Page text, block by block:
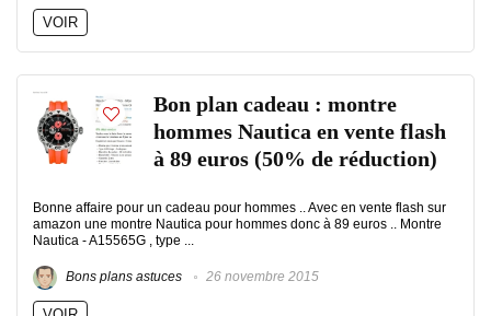
VOIR
Bon plan cadeau : montre
hommes Nautica en vente flash
à 89 euros (50% de réduction)
Bonne affaire pour un cadeau pour hommes .. Avec en vente flash sur
amazon une montre Nautica pour hommes donc à 89 euros .. Montre
Nautica - A15565G , type ...
Bons plans astuces 26 novembre 2015